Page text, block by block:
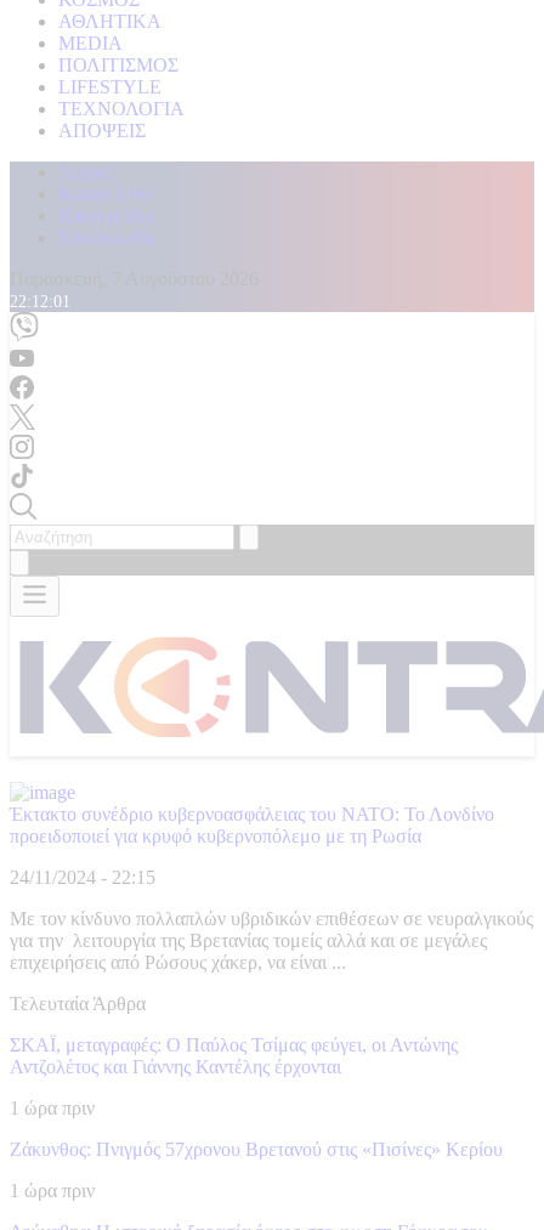
ΑΘΛΗΤΙΚΑ
MEDIA
ΠΟΛΙΤΙΣΜΟΣ
LIFESTYLE
ΤΕΧΝΟΛΟΓΙΑ
ΑΠΟΨΕΙΣ
Αρχική
Kontra Live
Καταγγελίες
Επικοινωνία
22:12:04
Έκτακτο συνέδριο κυβερνοασφάλειας του ΝΑΤΟ: Το Λονδίνο
προειδοποιεί για κρυφό κυβερνοπόλεμο με τη Ρωσία
24/11/2024 - 22:15
Με τον κίνδυνο πολλαπλών υβριδικών επιθέσεων σε νευραλγικούς
για την λειτουργία της Βρετανίας τομείς αλλά και σε μεγάλες
επιχειρήσεις από Ρώσους χάκερ, να είναι ...
Τελευταία Άρθρα
ΣΚΑΪ, μεταγραφές: Ο Παύλος Τσίμας φεύγει, οι Αντώνης
Αντζολέτος και Γιάννης Καντέλης έρχονται
1 ώρα πριν
Ζάκυνθος: Πνιγμός 57χρονου Βρετανού στις «Πισίνες» Κερίου
1 ώρα πριν